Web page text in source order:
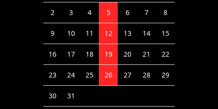
2 3 4 5 6 7 8
9 10 11 12 13 14 15
16 17 18 19 20 21 22
23 24 25 26 27 28 29
30 31